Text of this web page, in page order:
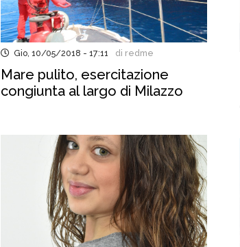
Gio, 10/05/2018 - 17:11 di redme
Mare pulito, esercitazione
congiunta al largo di Milazzo